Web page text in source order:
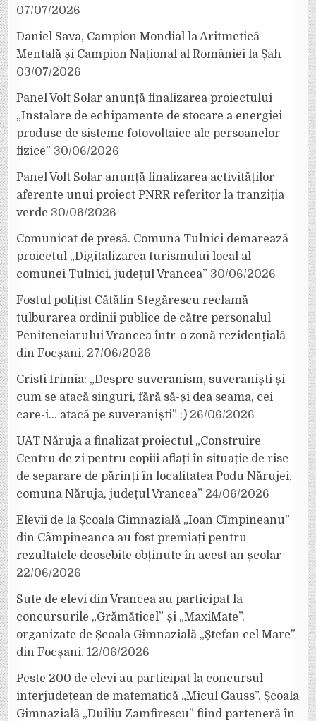
07/07/2026
Daniel Sava, Campion Mondial la Aritmetică
Mentală și Campion Național al României la Șah
03/07/2026
Panel Volt Solar anunță finalizarea proiectului
„Instalare de echipamente de stocare a energiei
produse de sisteme fotovoltaice ale persoanelor
fizice” 30/06/2026
Panel Volt Solar anunță finalizarea activităților
aferente unui proiect PNRR referitor la tranziția
verde 30/06/2026
Comunicat de presă. Comuna Tulnici demarează
proiectul „Digitalizarea turismului local al
comunei Tulnici, județul Vrancea” 30/06/2026
Fostul polițist Cătălin Stegărescu reclamă
tulburarea ordinii publice de către personalul
Penitenciarului Vrancea într-o zonă rezidențială
din Focșani. 27/06/2026
Cristi Irimia: „Despre suveranism, suveraniști și
cum se atacă singuri, fără să-și dea seama, cei
care-i… atacă pe suveraniști” :) 26/06/2026
UAT Năruja a finalizat proiectul „Construire
Centru de zi pentru copiii aflați în situație de risc
de separare de părinți în localitatea Podu Nărujei,
comuna Năruja, județul Vrancea” 24/06/2026
Elevii de la Școala Gimnazială „Ioan Cîmpineanu”
din Câmpineanca au fost premiați pentru
rezultatele deosebite obținute în acest an școlar
22/06/2026
Sute de elevi din Vrancea au participat la
concursurile „Grămăticel” și „MaxiMate”,
organizate de Școala Gimnazială „Ștefan cel Mare”
din Focșani. 12/06/2026
Peste 200 de elevi au participat la concursul
interjudețean de matematică „Micul Gauss”, Școala
Gimnazială „Duiliu Zamfirescu” fiind parteneră în